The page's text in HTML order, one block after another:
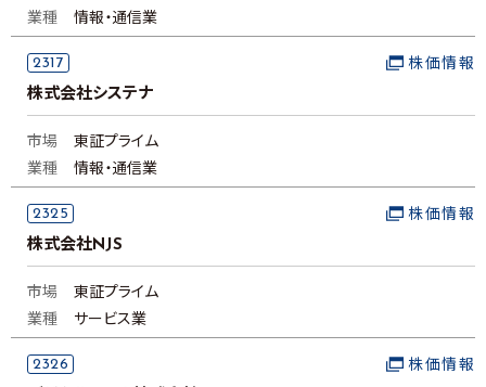
業種
情報・通信業
2317
株式会社システナ
株価情報
市場
東証プライム
業種
情報・通信業
2325
株式会社NJS
株価情報
市場
東証プライム
業種
サービス業
2326 株価情報